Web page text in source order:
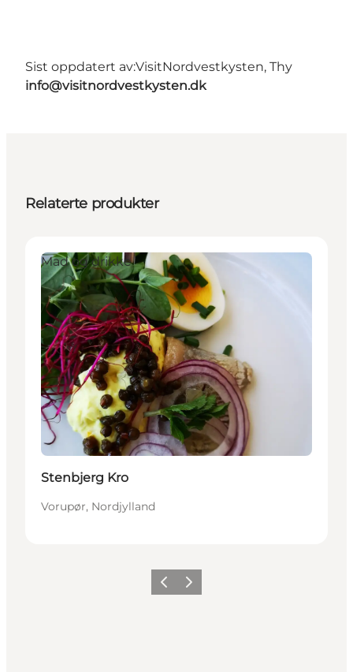
Sist oppdatert av:VisitNordvestkysten, Thy
info@visitnordvestkysten.dk
Relaterte produkter
Mad og drikke
Stenbjerg Kro
Vorupør, Nordjylland
ForrigeNeste